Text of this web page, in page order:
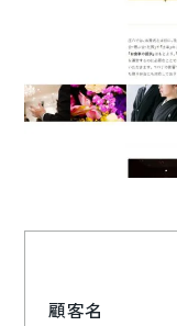
顧客名